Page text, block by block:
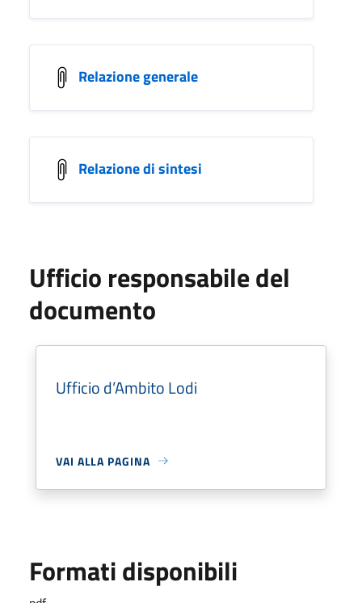
Relazione generale
Relazione di sintesi
Ufficio responsabile del
documento
Ufficio d’Ambito Lodi
VAI ALLA PAGINA
Formati disponibili